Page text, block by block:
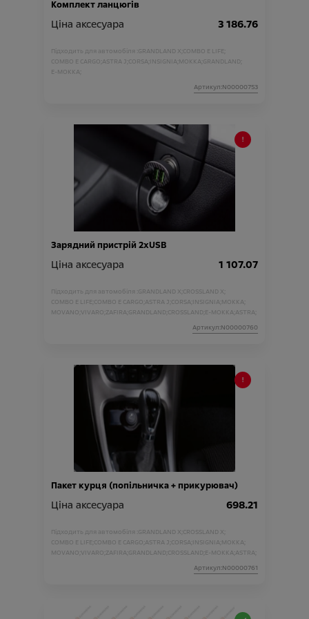
Комплект ланцюгів
Ціна аксесуара 3 186.76
Підходить для автомобіля : GRANDLAND X; COMBO E LIFE;
COMBO E CARGO; ASTRA J; CORSA; INSIGNIA; MOKKA; GRANDLAND;
E-MOKKA;
Артикул:N00000753
Зарядний пристрій 2хUSB
Ціна аксесуара 1 107.07
Підходить для автомобіля : GRANDLAND X; CROSSLAND X;
COMBO E LIFE; COMBO E CARGO; ASTRA J; CORSA; INSIGNIA; MOKKA;
MOVANO; VIVARO; ZAFIRA; GRANDLAND; CROSSLAND; E-MOKKA; ASTRA;
Артикул:N00000760
Пакет курця (попільничка + прикурювач)
Ціна аксесуара 698.21
Підходить для автомобіля : GRANDLAND X; CROSSLAND X;
COMBO E LIFE; COMBO E CARGO; ASTRA J; CORSA; INSIGNIA; MOKKA;
MOVANO; VIVARO; ZAFIRA; GRANDLAND; CROSSLAND; E-MOKKA; ASTRA;
Артикул:N00000761